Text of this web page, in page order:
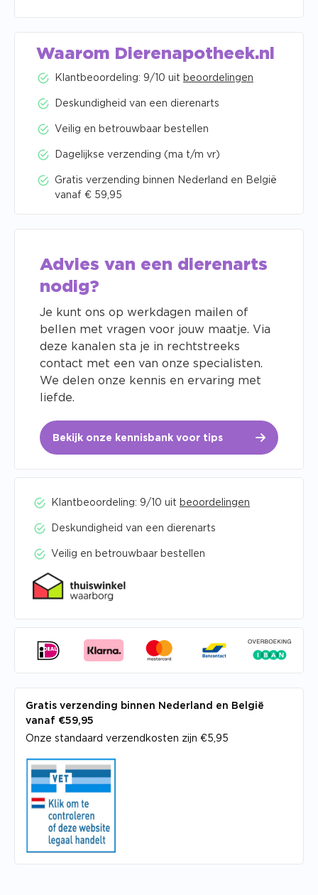
Waarom Dierenapotheek.nl
Klantbeoordeling: 9/10 uit beoordelingen
Deskundigheid van een dierenarts
Veilig en betrouwbaar bestellen
Dagelijkse verzending (ma t/m vr)
Gratis verzending binnen Nederland en België
vanaf € 59,95
Advies van een dierenarts
nodig?
Je kunt ons op werkdagen mailen of
bellen met vragen voor jouw maatje. Via
deze kanalen sta je in rechtstreeks
contact met een van onze specialisten.
We delen onze kennis en ervaring met
liefde.
Bekijk onze kennisbank voor tips
Klantbeoordeling: 9/10 uit beoordelingen
Deskundigheid van een dierenarts
Veilig en betrouwbaar bestellen
Gratis verzending binnen Nederland en België
vanaf €59,95
Onze standaard verzendkosten zijn €5,95